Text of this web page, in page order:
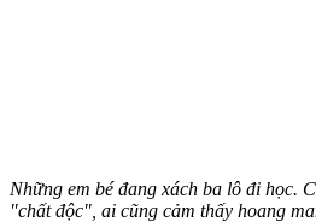
Những em bé đang xách ba lô đi học.
"chất độc", ai cũng cảm thấy hoang